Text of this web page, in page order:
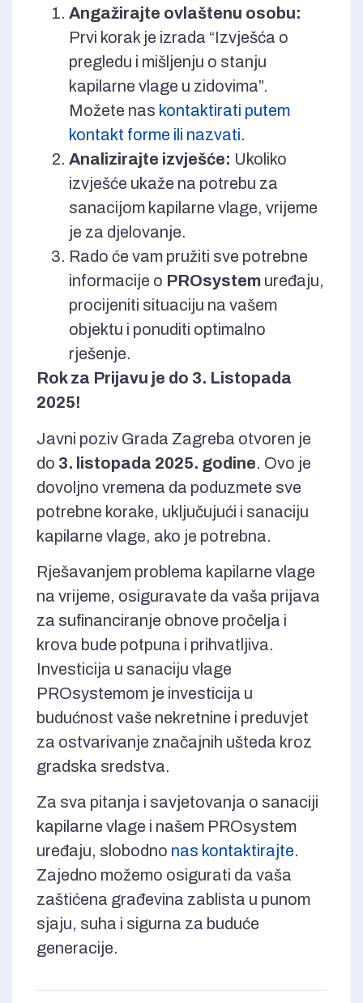
Angažirajte ovlaštenu osobu:
Prvi korak je izrada “Izvješća o
pregledu i mišljenju o stanju
kapilarne vlage u zidovima”.
Možete nas kontaktirati putem
kontakt forme ili nazvati.
Analizirajte izvješće: Ukoliko
izvješće ukaže na potrebu za
sanacijom kapilarne vlage, vrijeme
je za djelovanje.
Rado će vam pružiti sve potrebne
informacije o PROsystem uređaju,
procijeniti situaciju na vašem
objektu i ponuditi optimalno
rješenje.
Rok za Prijavu je do 3. Listopada
2025!
Javni poziv Grada Zagreba otvoren je
do 3. listopada 2025. godine. Ovo je
dovoljno vremena da poduzmete sve
potrebne korake, uključujući i sanaciju
kapilarne vlage, ako je potrebna.
Rješavanjem problema kapilarne vlage
na vrijeme, osiguravate da vaša prijava
za sufinanciranje obnove pročelja i
krova bude potpuna i prihvatljiva.
Investicija u sanaciju vlage
PROsystemom je investicija u
budućnost vaše nekretnine i preduvjet
za ostvarivanje značajnih ušteda kroz
gradska sredstva.
Za sva pitanja i savjetovanja o sanaciji
kapilarne vlage i našem PROsystem
uređaju, slobodno nas kontaktirajte.
Zajedno možemo osigurati da vaša
zaštićena građevina zablista u punom
sjaju, suha i sigurna za buduće
generacije.